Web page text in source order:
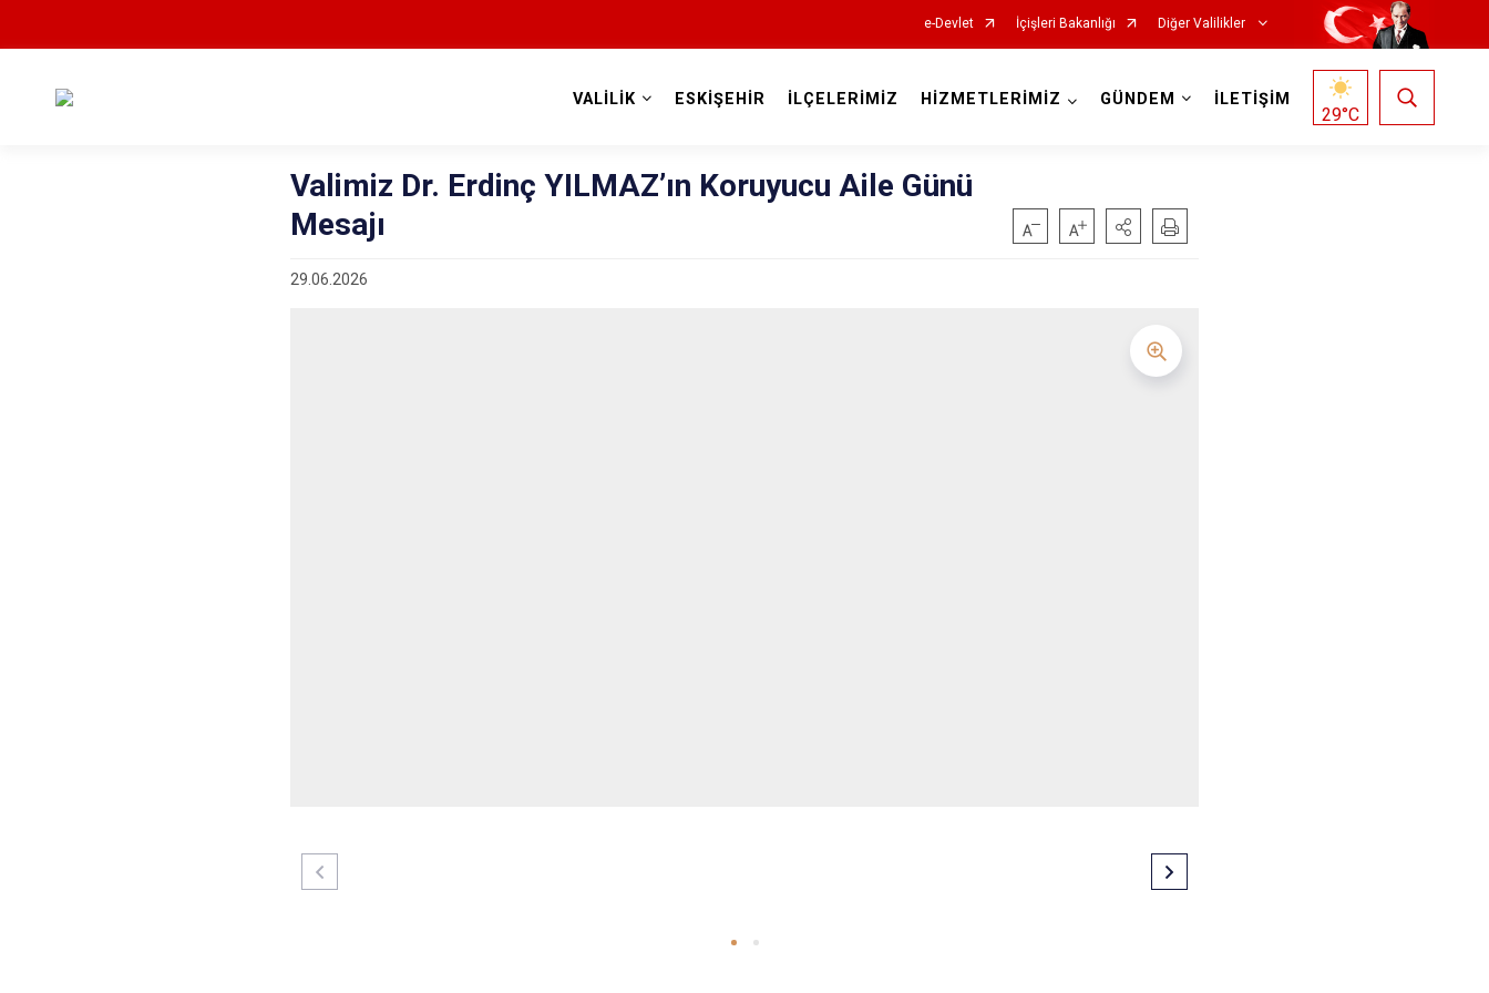
e-Devlet İçişleri Bakanlığı Diğer Valilikler
VALİLİK ESKİŞEHİR İLÇELERİMİZ HİZMETLERİMİZ GÜNDEM İLETİŞİM
29°C
Valimiz Dr. Erdinç YILMAZ’ın Koruyucu Aile Günü
Mesajı
29.06.2026